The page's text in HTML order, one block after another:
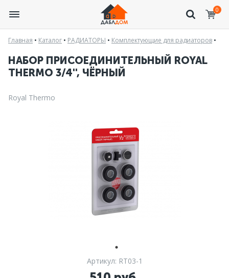
0
Главная • Каталог • РАДИАТОРЫ • Комплектующие для радиаторов •
НАБОР ПРИСОЕДИНИТЕЛЬНЫЙ ROYAL
THERMO 3/4'', ЧЁРНЫЙ
Royal Thermo
Артикул: RT03-1